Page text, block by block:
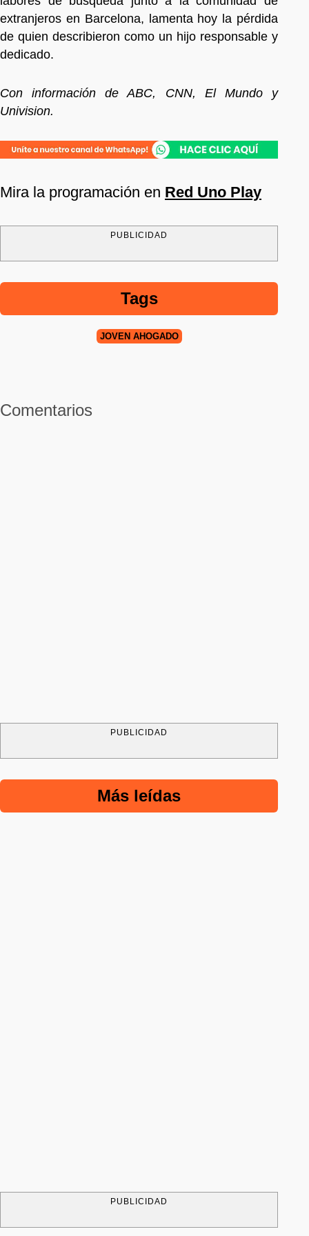
extranjeros en Barcelona, lamenta hoy la pérdida
de quien describieron como un hijo responsable y
dedicado.
Con información de ABC, CNN, El Mundo y
Univision.
Mira la programación en Red Uno Play
PUBLICIDAD
Tags
JOVEN AHOGADO
Comentarios
PUBLICIDAD
Más leídas
PUBLICIDAD